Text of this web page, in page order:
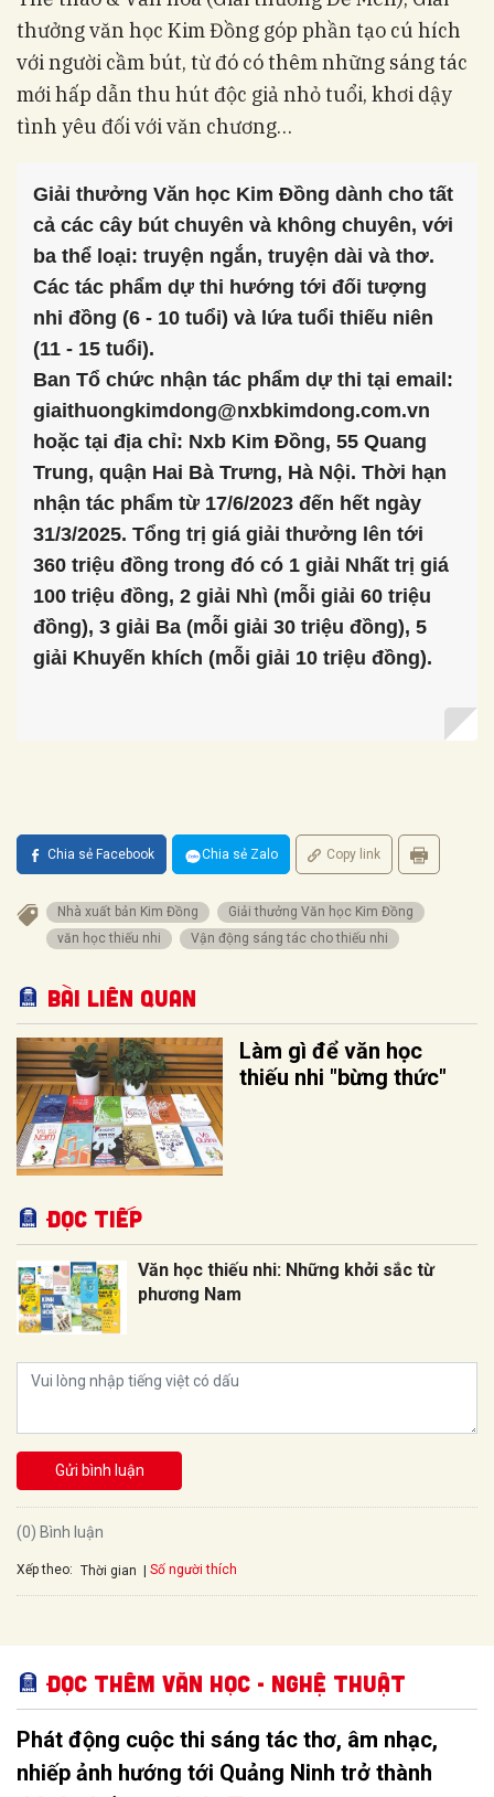
thưởng văn học Kim Đồng góp phần tạo cú hích
với người cầm bút, từ đó có thêm những sáng tác
mới hấp dẫn thu hút độc giả nhỏ tuổi, khơi dậy
tình yêu đối với văn chương…
Giải thưởng Văn học Kim Đồng dành cho tất
cả các cây bút chuyên và không chuyên, với
ba thể loại: truyện ngắn, truyện dài và thơ.
Các tác phẩm dự thi hướng tới đối tượng
nhi đồng (6 - 10 tuổi) và lứa tuổi thiếu niên
(11 - 15 tuổi).
Ban Tổ chức nhận tác phẩm dự thi tại email:
giaithuongkimdong@nxbkimdong.com.vn
hoặc tại địa chỉ: Nxb Kim Đồng, 55 Quang
Trung, quận Hai Bà Trưng, Hà Nội. Thời hạn
nhận tác phẩm từ 17/6/2023 đến hết ngày
31/3/2025. Tổng trị giá giải thưởng lên tới
360 triệu đồng trong đó có 1 giải Nhất trị giá
100 triệu đồng, 2 giải Nhì (mỗi giải 60 triệu
đồng), 3 giải Ba (mỗi giải 30 triệu đồng), 5
giải Khuyến khích (mỗi giải 10 triệu đồng).
Chia sẻ Facebook Chia sẻ Zalo Copy link
Nhà xuất bản Kim Đồng
Giải thưởng Văn học Kim Đồng
văn học thiếu nhi
Vận động sáng tác cho thiếu nhi
Bài liên quan
Làm gì để văn học
thiếu nhi "bừng thức"
Đọc tiếp
Văn học thiếu nhi: Những khởi sắc từ
phương Nam
Gửi bình luận
(0) Bình luận
Xếp theo: Thời gian Số người thích
Đọc thêm Văn học - Nghệ thuật
Phát động cuộc thi sáng tác thơ, âm nhạc,
nhiếp ảnh hướng tới Quảng Ninh trở thành